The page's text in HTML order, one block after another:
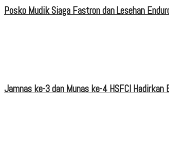
Posko Mudik Siaga Fastron dan Lesehan
Jamnas ke-3 dan Munas ke-4 HSFCI